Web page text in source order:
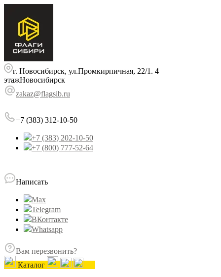
г. Новосибирск, ул.Промкирпичная, 22/1. 4
этажНовосибирск
zakaz@flagsib.ru
+7 (383) 312-10-50
+7 (383) 202-10-50
+7 (800) 777-52-64
Написать
Max
Telegram
ВКонтакте
Whatsapp
Вам перезвонить?
Каталог